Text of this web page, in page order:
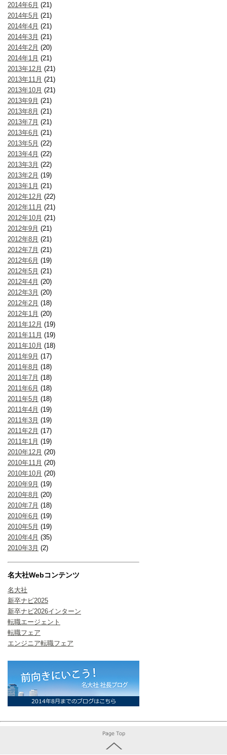
2014年6月 (21)
2014年5月 (21)
2014年4月 (21)
2014年3月 (21)
2014年2月 (20)
2014年1月 (21)
2013年12月 (21)
2013年11月 (21)
2013年10月 (21)
2013年9月 (21)
2013年8月 (21)
2013年7月 (21)
2013年6月 (21)
2013年5月 (22)
2013年4月 (22)
2013年3月 (22)
2013年2月 (19)
2013年1月 (21)
2012年12月 (22)
2012年11月 (21)
2012年10月 (21)
2012年9月 (21)
2012年8月 (21)
2012年7月 (21)
2012年6月 (19)
2012年5月 (21)
2012年4月 (20)
2012年3月 (20)
2012年2月 (18)
2012年1月 (20)
2011年12月 (19)
2011年11月 (19)
2011年10月 (18)
2011年9月 (17)
2011年8月 (18)
2011年7月 (18)
2011年6月 (18)
2011年5月 (18)
2011年4月 (19)
2011年3月 (19)
2011年2月 (17)
2011年1月 (19)
2010年12月 (20)
2010年11月 (20)
2010年10月 (20)
2010年9月 (19)
2010年8月 (20)
2010年7月 (18)
2010年6月 (19)
2010年5月 (19)
2010年4月 (35)
2010年3月 (2)
名大社Webコンテンツ
名大社
新卒ナビ2025
新卒ナビ2026インターン
転職エージェント
転職フェア
エンジニア転職フェア